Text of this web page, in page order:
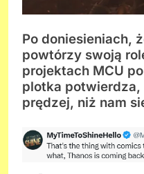
Po doniesieniach,
powtórzy swoją
projektach MCU po
plotka potwierdza,
prędzej, niż nam